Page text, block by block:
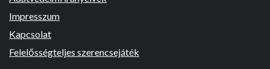
Impresszum
Kapcsolat
Felelősségteljes szerencsejáték